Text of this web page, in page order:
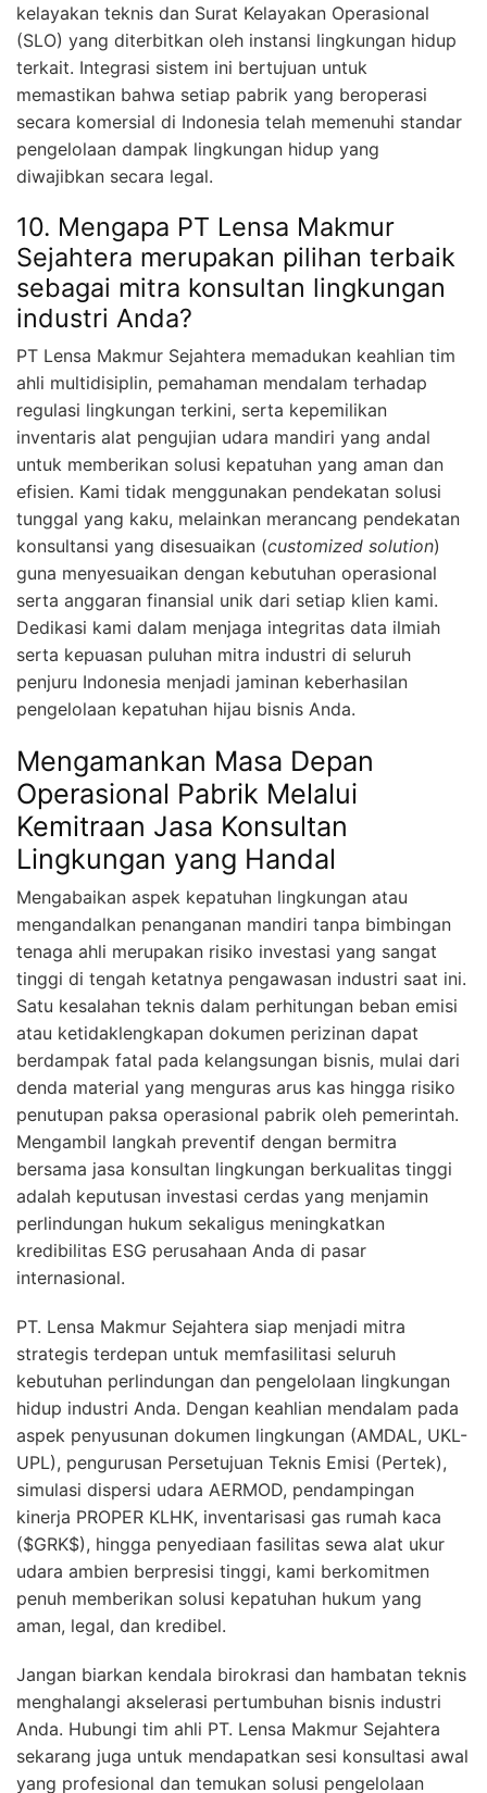
kelayakan teknis dan Surat Kelayakan Operasional
(SLO) yang diterbitkan oleh instansi lingkungan hidup
terkait. Integrasi sistem ini bertujuan untuk
memastikan bahwa setiap pabrik yang beroperasi
secara komersial di Indonesia telah memenuhi standar
pengelolaan dampak lingkungan hidup yang
diwajibkan secara legal.
10. Mengapa PT Lensa Makmur
Sejahtera merupakan pilihan terbaik
sebagai mitra konsultan lingkungan
industri Anda?
PT Lensa Makmur Sejahtera memadukan keahlian tim
ahli multidisiplin, pemahaman mendalam terhadap
regulasi lingkungan terkini, serta kepemilikan
inventaris alat pengujian udara mandiri yang andal
untuk memberikan solusi kepatuhan yang aman dan
efisien. Kami tidak menggunakan pendekatan solusi
tunggal yang kaku, melainkan merancang pendekatan
konsultansi yang disesuaikan (customized solution)
guna menyesuaikan dengan kebutuhan operasional
serta anggaran finansial unik dari setiap klien kami.
Dedikasi kami dalam menjaga integritas data ilmiah
serta kepuasan puluhan mitra industri di seluruh
penjuru Indonesia menjadi jaminan keberhasilan
pengelolaan kepatuhan hijau bisnis Anda.
Mengamankan Masa Depan
Operasional Pabrik Melalui
Kemitraan Jasa Konsultan
Lingkungan yang Handal
Mengabaikan aspek kepatuhan lingkungan atau
mengandalkan penanganan mandiri tanpa bimbingan
tenaga ahli merupakan risiko investasi yang sangat
tinggi di tengah ketatnya pengawasan industri saat ini.
Satu kesalahan teknis dalam perhitungan beban emisi
atau ketidaklengkapan dokumen perizinan dapat
berdampak fatal pada kelangsungan bisnis, mulai dari
denda material yang menguras arus kas hingga risiko
penutupan paksa operasional pabrik oleh pemerintah.
Mengambil langkah preventif dengan bermitra
bersama jasa konsultan lingkungan berkualitas tinggi
adalah keputusan investasi cerdas yang menjamin
perlindungan hukum sekaligus meningkatkan
kredibilitas ESG perusahaan Anda di pasar
internasional.
PT. Lensa Makmur Sejahtera siap menjadi mitra
strategis terdepan untuk memfasilitasi seluruh
kebutuhan perlindungan dan pengelolaan lingkungan
hidup industri Anda. Dengan keahlian mendalam pada
aspek penyusunan dokumen lingkungan (AMDAL, UKL-
UPL), pengurusan Persetujuan Teknis Emisi (Pertek),
simulasi dispersi udara AERMOD, pendampingan
kinerja PROPER KLHK, inventarisasi gas rumah kaca
($GRK$), hingga penyediaan fasilitas sewa alat ukur
udara ambien berpresisi tinggi, kami berkomitmen
penuh memberikan solusi kepatuhan hukum yang
aman, legal, dan kredibel.
Jangan biarkan kendala birokrasi dan hambatan teknis
menghalangi akselerasi pertumbuhan bisnis industri
Anda. Hubungi tim ahli PT. Lensa Makmur Sejahtera
sekarang juga untuk mendapatkan sesi konsultasi awal
yang profesional dan temukan solusi pengelolaan